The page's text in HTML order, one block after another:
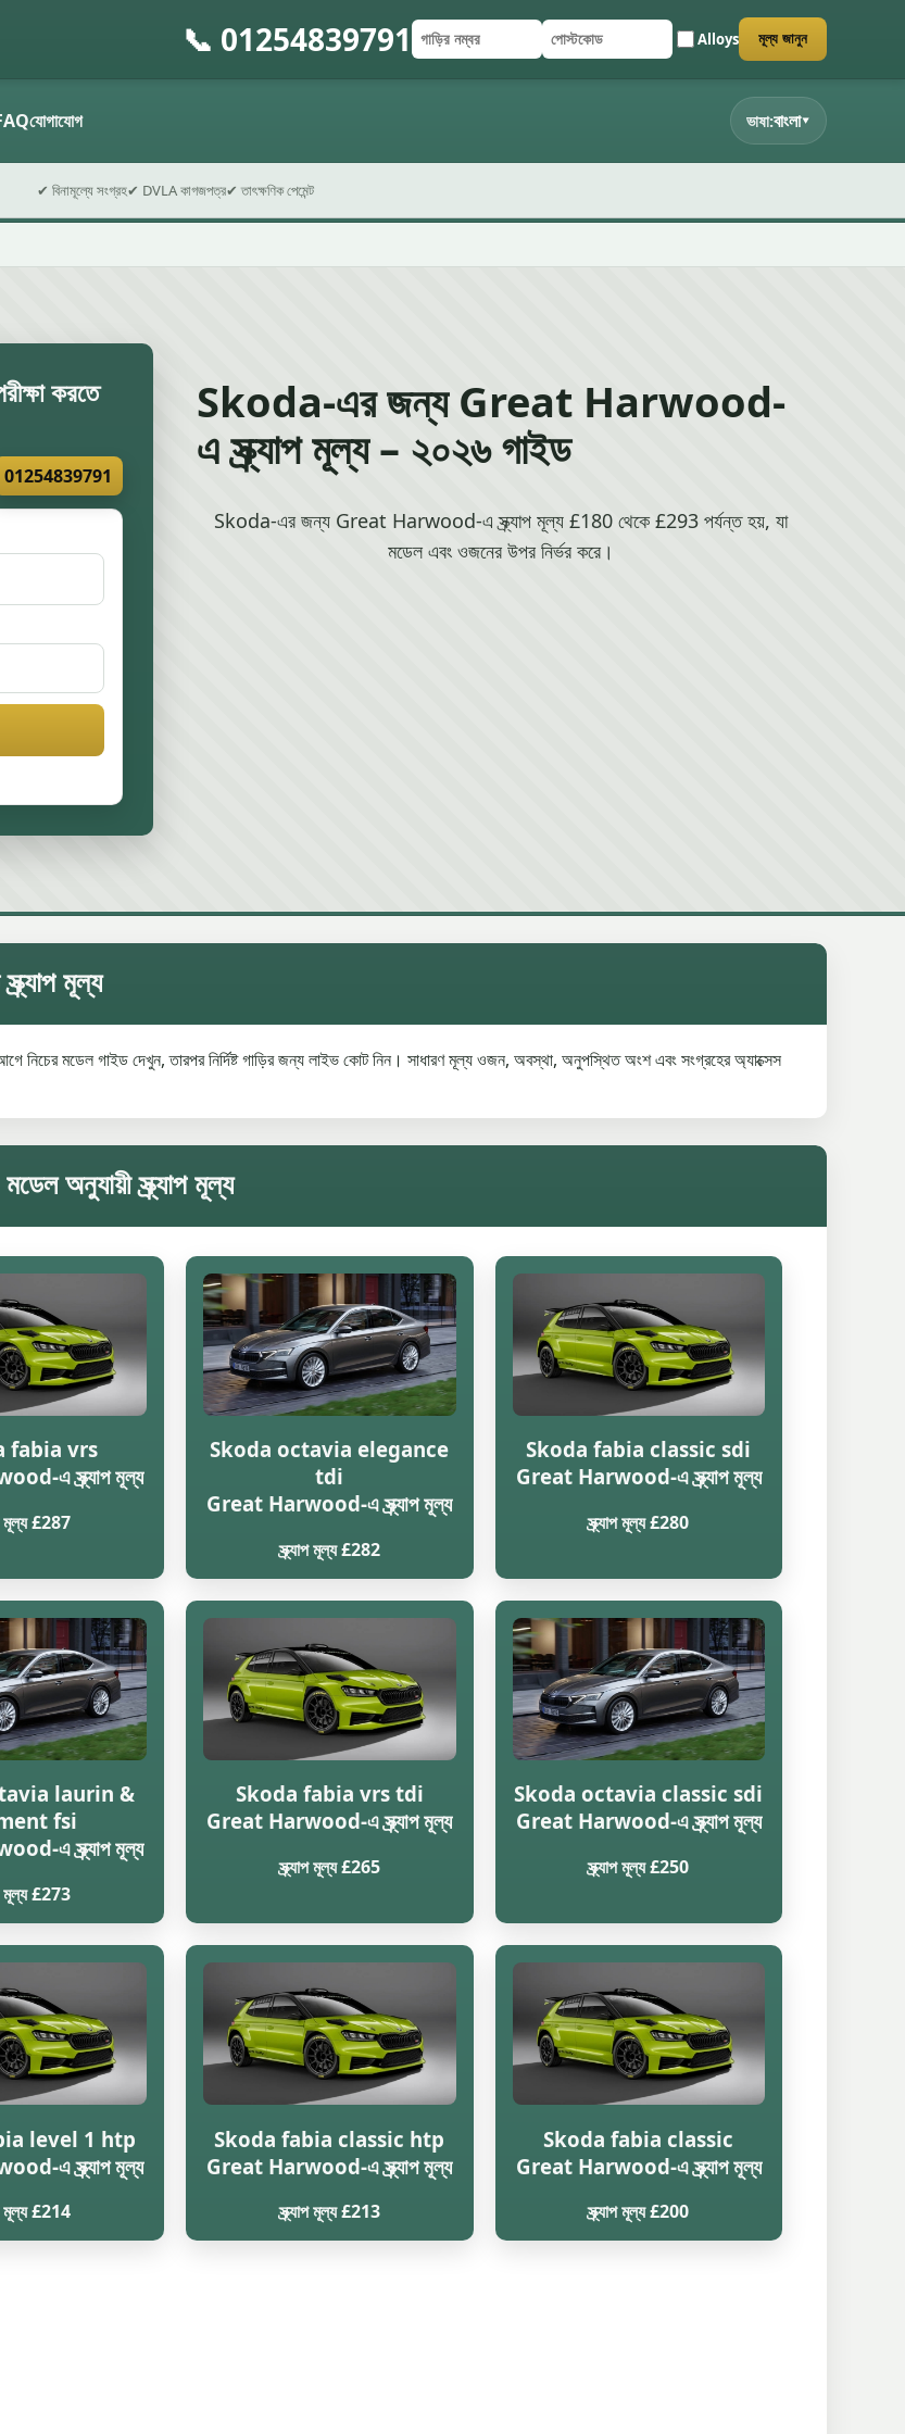
📞 01254839791গাড়ির নম্বর
পোস্টকোড Alloys
ফর্ম জমা দিন মূল্য জানুন
যোগাযোগ ভাষা:বাংলা▾
✔ বিনামূল্যে সংগ্রহ✔ DVLA কাগজপত্র✔ তাৎক্ষণিক পেমেন্ট
করতে
01254839791
Skoda-এর জন্য Great Harwood-
এ স্ক্র্যাপ মূল্য – ২০২৬ গাইড
Skoda-এর জন্য Great Harwood-এ স্ক্র্যাপ মূল্য £180 থেকে £293 পর্যন্ত হয়, যা
মডেল এবং ওজনের উপর নির্ভর করে।
মূল্য
মডেল গাইড দেখুন, তারপর নির্দিষ্ট গাড়ির জন্য লাইভ কোট নিন। সাধারণ মূল্য ওজন, অবস্থা, অনুপস্থিত অংশ এবং সংগ্রহের অ্যাক্সেস
স্ক্র্যাপ মূল্য
fabia vrs
এ স্ক্র্যাপ মূল্য
মূল্য £287
Skoda octavia elegance
tdi
Great Harwood-এ স্ক্র্যাপ মূল্য
স্ক্র্যাপ মূল্য £282
Skoda fabia classic sdi
Great Harwood-এ স্ক্র্যাপ মূল্য
স্ক্র্যাপ মূল্য £280
laurin &
fsi
এ স্ক্র্যাপ মূল্য
মূল্য £273
Skoda fabia vrs tdi
Great Harwood-এ স্ক্র্যাপ মূল্য
স্ক্র্যাপ মূল্য £265
Skoda octavia classic sdi
Great Harwood-এ স্ক্র্যাপ মূল্য
স্ক্র্যাপ মূল্য £250
level 1 htp
এ স্ক্র্যাপ মূল্য
মূল্য £214
Skoda fabia classic htp
Great Harwood-এ স্ক্র্যাপ মূল্য
স্ক্র্যাপ মূল্য £213
Skoda fabia classic
Great Harwood-এ স্ক্র্যাপ মূল্য
স্ক্র্যাপ মূল্য £200